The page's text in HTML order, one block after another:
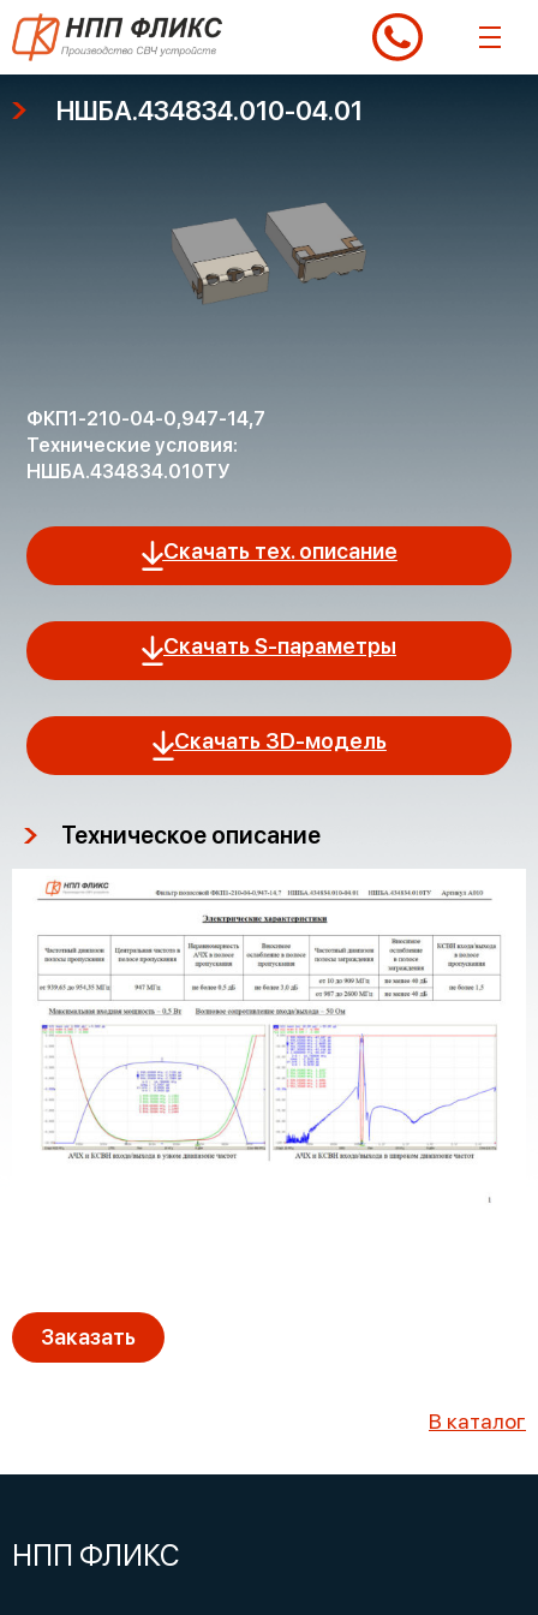
Перейти
содержимому
НШБА.434834.010-04.01
ФКП1-210-04-0,947-14,7
Технические условия:
НШБА.434834.010ТУ
Скачать тех. описание
Скачать S-параметры
Скачать 3D-модель
Техническое описание
Заказать
В каталог
НПП ФЛИКС